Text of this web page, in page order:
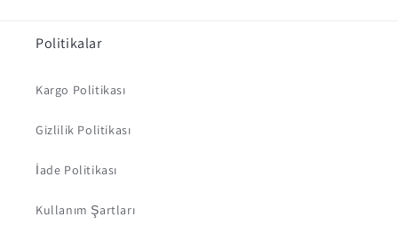
Politikalar
Kargo Politikası
Gizlilik Politikası
İade Politikası
Kullanım Şartları